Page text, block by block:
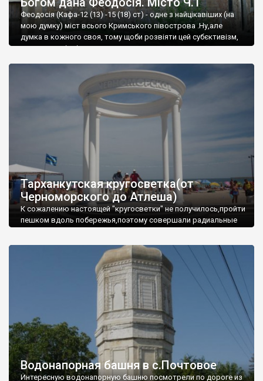
Феодосія (Кафа-12 (13) -15 (18) ст) - одне з найцікавіших (на
мою думку) міст всього Кримського півострова .Ну,але
думка в кожного своя, тому щоби розвіяти цей субєктивізм,
запрошую відвідати це
Тарханкутская кругосветка(от
Черноморского до Атлеша)
К сожалению настоящей "кругосветки" не получилось,пройти
пешком вдоль побережья,поэтому совершали радиальные
Водонапорная башня в с.Почтовое
Интересную водонапорную башню посмотрели по дороге из